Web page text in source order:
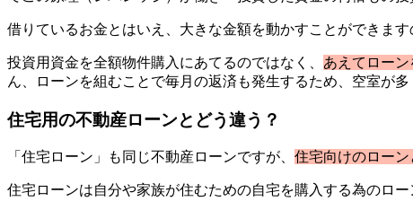
借りているお金とはいえ、大きな金額を動かすことができます
投資用資金を全額物件購入にあてるのではなく、 あえてロー
ん、ローンを組むことで毎月の返済も発生するため、空室が
住宅用の不動産ローンとどう違う？
「住宅ローン」も同じ不動産ローンですが、 住宅向けのロー
住宅ローンは自分や家族が住むための自宅を購入する為のロ